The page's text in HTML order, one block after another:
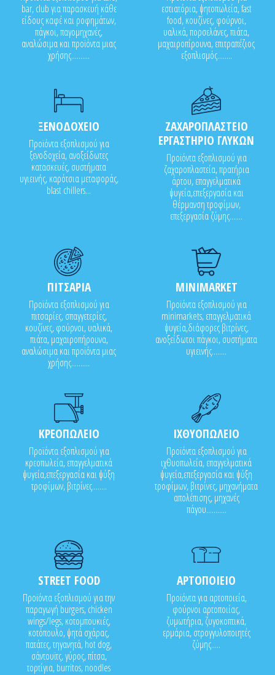
bar, club για παρασκευή κάθε
είδους καφέ και ροφημάτων,
πάγκοι, παγομηχανές,
αναλώσιμα και προϊόντα μιας
χρήσης..........
εστιατόρια, ψητοπωλεία, fast
food, κουζίνες, φούρνοι,
υαλικά, πορσελάνες, πιάτα,
μαχαιροπίρουνα, επιτραπέζιος
εξοπλισμός........
ΞΕΝΟΔΟΧΕΙΟ
Προϊόντα εξοπλισμού για
ξενοδοχεία, ανοξείδωτες
κατασκευές, συστήματα
υγιεινής, καρότσια μεταφοράς,
blast chillers...
ΖΑΧΑΡΟΠΛΑΣΤΕΙΟ
ΕΡΓΑΣΤΗΡΙΟ ΓΛΥΚΩΝ
Προϊόντα εξοπλισμού για
ζαχαροπλαστεία, πρατήρια
άρτου, επαγγελματικά
ψυγεία,επεξεργασία και
θέρμανση τροφίμων,
επεξεργασία ζύμης.......
ΠΙΤΣΑΡΙΑ
Προϊόντα εξοπλισμού για
πιτσαρίες, σπαγγετερίες,
κουζίνες, φούρνοι, υαλικά,
πιάτα, μαχαιροπήρουνα,
αναλώσιμα και προϊόντα μιας
χρήσης..........
MINIMARKET
Προϊόντα εξοπλισμού για
minimarkets, επαγγελματικά
ψυγεία,διάφορες βιτρίνες,
ανοξείδωτοι πάγκοι, συστήματα
υγιεινής........
ΚΡΕΟΠΩΛΕΙΟ
Προϊόντα εξοπλισμού για
κρεοπωλεία, επαγγελματικά
ψυγεία,επεξεργασία και ψύξη
τροφίμων, βιτρίνες........
ΙΧΘΥΟΠΩΛΕΙΟ
Προϊόντα εξοπλισμού για
ιχθυοπωλεία, επαγγελματικά
ψυγεία,επεξεργασία και ψύξη
τροφίμων, βιτρίνες, μηχανήματα
απολέπισης, μηχανές
πάγου...........
STREET FOOD
Προϊόντα εξοπλισμού για την
παραγωγή burgers, chicken
wings/legs, κοτομπουκιές,
κοτόπουλο, ψητά σχάρας,
πατάτες, τηγανητά, hot dog,
σάντουϊτς, γύρος, πίτσα,
τορτίγια, burritos, noodles
ΑΡΤΟΠΟΙΕΙΟ
Προϊόντα για αρτοποιεία,
φούρνοι αρτοποιίας,
ζυμωτήρια, ζυγοκοπτικά,
ερμάρια, στρογγυλοποιητές
ζύμης.....